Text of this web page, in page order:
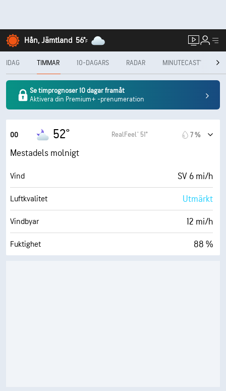
Hån, Jämtland 56°F
IDAG TIMMAR 10-DAGARS RADAR MINUTECAST®
Se timprognoser 10 dagar framåt
Aktivera din Premium+ -prenumeration
00 52° RealFeel® 51° 7 %
Mestadels molnigt
Vind SV 6 mi/h
Luftkvalitet Utmärkt
Vindbyar 12 mi/h
Fuktighet 88 %